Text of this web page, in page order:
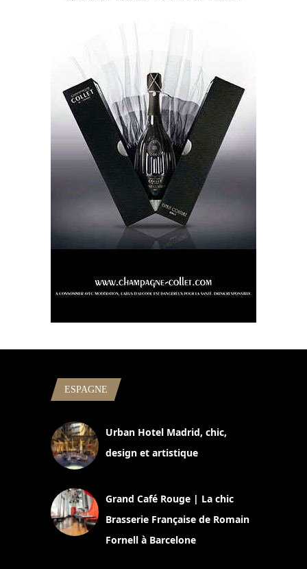
ESPAGNE
Urban Hotel Madrid, chic,
design et artistique
Grand Café Rouge | La chic
Brasserie Française de Romain
Fornell à Barcelone